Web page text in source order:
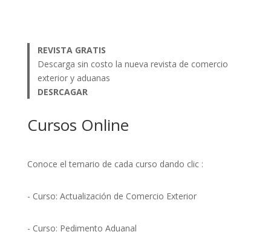
REVISTA GRATIS
Descarga sin costo la nueva revista de comercio
exterior y aduanas
DESRCAGAR
Cursos Online
Conoce el temario de cada curso dando clic :
- Curso: Actualización de Comercio Exterior
- Curso: Pedimento Aduanal